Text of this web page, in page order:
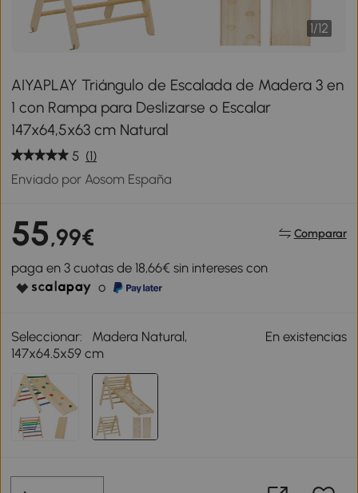
1/12
AIYAPLAY Triángulo de Escalada de Madera 3 en
1 con Rampa para Deslizarse o Escalar
147x64,5x63 cm Natural
5 (1)
Enviado por Aosom España
55,99€ Comparar
paga en 3 cuotas de 18,66€ sin intereses con
o
Seleccionar:
Madera Natural,
147x64.5x59 cm
En existencias